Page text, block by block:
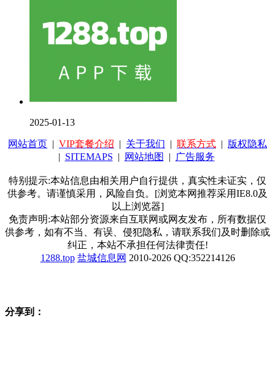
2025-01-13
网站首页 | VIP套餐介绍 | 关于我们 | 联系方式 | 版权隐私
| SITEMAPS | 网站地图 | 广告服务
特别提示:本站信息由相关用户自行提供，真实性未证实，仅
供参考。请谨慎采用，风险自负。[浏览本网推荐采用IE8.0及
以上浏览器]
免责声明:本站部分资源来自互联网或网友发布，所有数据仅
供参考，如有不当、有误、侵犯隐私，请联系我们及时删除或
纠正，本站不承担任何法律责任!
1288.top 盐城信息网 2010-2026 QQ:352214126
分享到：